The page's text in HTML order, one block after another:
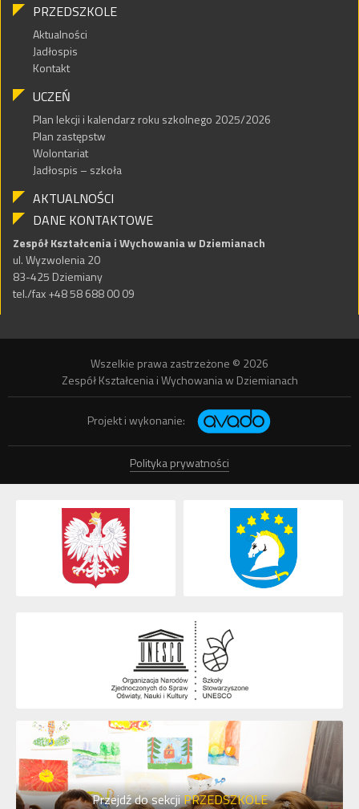
PRZEDSZKOLE
Aktualności
Jadłospis
Kontakt
UCZEŃ
Plan lekcji i kalendarz roku szkolnego 2025/2026
Plan zastępstw
Wolontariat
Jadłospis – szkoła
AKTUALNOŚCI
DANE KONTAKTOWE
Zespół Kształcenia i Wychowania w Dziemianach
ul. Wyzwolenia 20
83-425 Dziemiany
tel./fax +48 58 688 00 09
Wszelkie prawa zastrzeżone © 2026
Zespół Kształcenia i Wychowania w Dziemianach
Projekt i wykonanie:
Polityka prywatności
Przejdź do sekcjiPRZEDSZKOLE